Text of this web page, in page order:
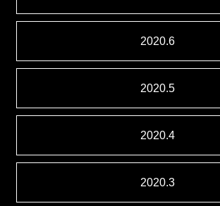
2020.6
2020.5
2020.4
2020.3